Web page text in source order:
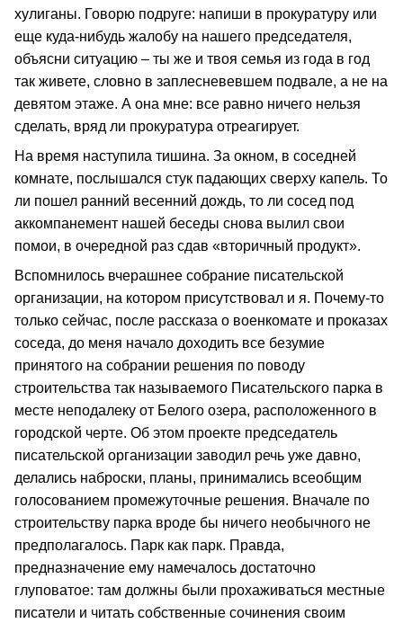
хулиганы. Говорю подруге: напиши в прокуратуру или
еще куда-нибудь жалобу на нашего председателя,
объясни ситуацию – ты же и твоя семья из года в год
так живете, словно в заплесневевшем подвале, а не на
девятом этаже. А она мне: все равно ничего нельзя
сделать, вряд ли прокуратура отреагирует.
На время наступила тишина. За окном, в соседней
комнате, послышался стук падающих сверху капель. То
ли пошел ранний весенний дождь, то ли сосед под
аккомпанемент нашей беседы снова вылил свои
помои, в очередной раз сдав «вторичный продукт».
Вспомнилось вчерашнее собрание писательской
организации, на котором присутствовал и я. Почему-то
только сейчас, после рассказа о военкомате и проказах
соседа, до меня начало доходить все безумие
принятого на собрании решения по поводу
строительства так называемого Писательского парка в
месте неподалеку от Белого озера, расположенного в
городской черте. Об этом проекте председатель
писательской организации заводил речь уже давно,
делались наброски, планы, принимались всеобщим
голосованием промежуточные решения. Вначале по
строительству парка вроде бы ничего необычного не
предполагалось. Парк как парк. Правда,
предназначение ему намечалось достаточно
глуповатое: там должны были прохаживаться местные
писатели и читать собственные сочинения своим